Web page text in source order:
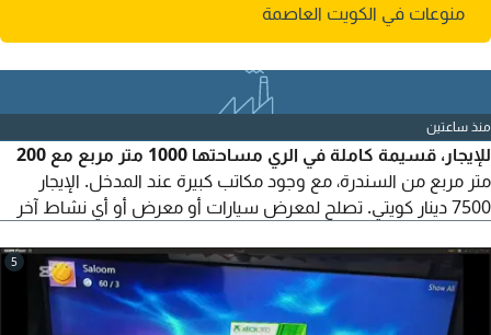
منوعات في الكويت العاصمة
منذ ساعتين
للإيجار، قسيمة كاملة في الري مساحتها 1000 متر مربع مع 200
متر مربع من السندرة، مع وجود مكاتب كبيرة عند المدخل. الإيجار
7500 دينار كويتي. تصلح لمعرض سيارات أو معرض أو أي نشاط آخر
5